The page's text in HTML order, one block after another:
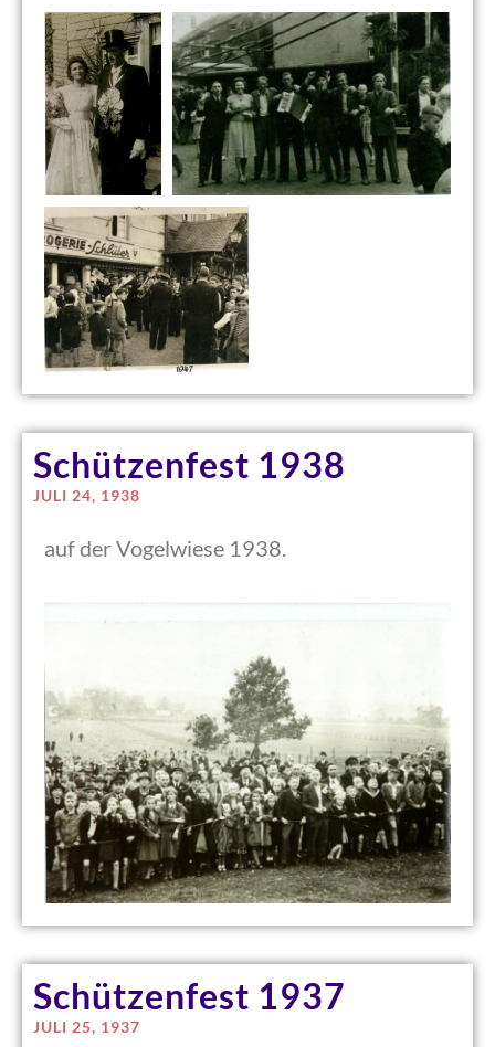
Schützenfest 1938
JULI 24, 1938
auf der Vogelwiese 1938.
Schützenfest 1937
JULI 25, 1937